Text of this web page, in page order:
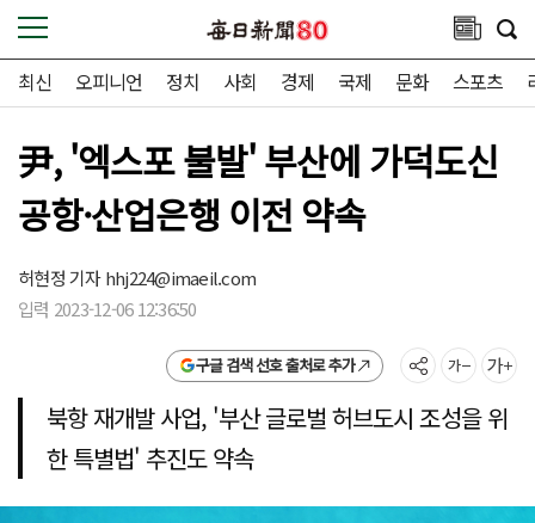
최신 오피니언 정치 사회 경제 국제 문화 스포츠
尹, '엑스포 불발' 부산에 가덕도신
공항·산업은행 이전 약속
허현정 기자hhj224@imaeil.com
입력 2023-12-06 12:36:50
구글 검색 선호 출처로 추가
북항 재개발 사업, '부산 글로벌 허브도시 조성을 위
한 특별법' 추진도 약속